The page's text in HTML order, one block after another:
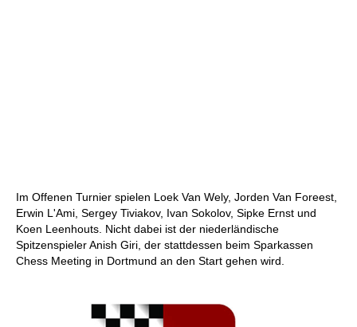
Im Offenen Turnier spielen Loek Van Wely, Jorden Van Foreest,
Erwin L'Ami, Sergey Tiviakov, Ivan Sokolov, Sipke Ernst und
Koen Leenhouts. Nicht dabei ist der niederländische
Spitzenspieler Anish Giri, der stattdessen beim Sparkassen
Chess Meeting in Dortmund an den Start gehen wird.